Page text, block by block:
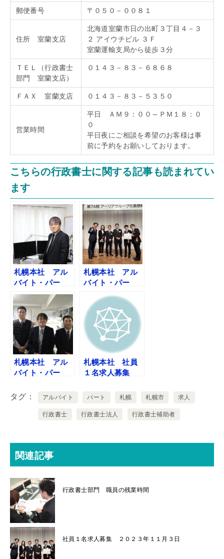
郵便番号 〒０５０－００８１
住所 室蘭支店
北海道室蘭市日の出町３丁目４－３
２ アイウチビル ３Ｆ
室蘭運輸支局から徒歩３分
ＴＥＬ（行政書士
部門 室蘭支店）
０１４３－８３－６８６８
ＦＡＸ 室蘭支店 ０１４３－８３－５３５０
営業時間
平日 ＡＭ９：００～ＰＭ１８：０
０
平日夜にご相談を希望のお客様は事
前に予約をお願いしております。
こちらの行政書士に関する記事も読まれてい
ます
札幌本社 アル
バイト・パー
ト ２名募集
２０２４年１２
月１９日
札幌本社 アル
バイト・パー
２０２４年３月
１５日
札幌本社 アル
バイト・パー
２０２２年１０
札幌本社 社員
１名求人募集
月２６日
タグ アルバイト パート 札幌 札幌市 求人
行政書士 行政書士法人 行政書士補助者
関連記事
行政書士部門 職員の残業時間
社員１名求人募集 ２０２３年１１月３日